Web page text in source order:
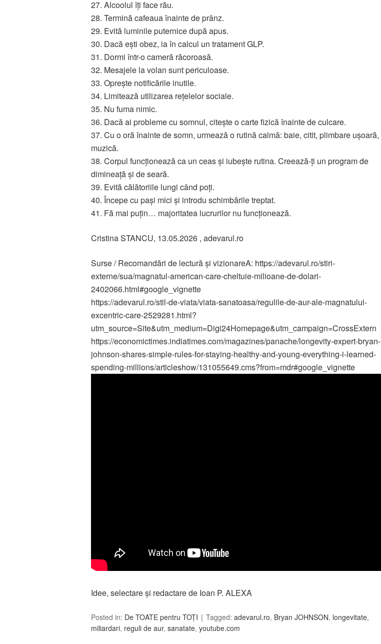
27. Alcoolul îți face rău.
28. Termină cafeaua înainte de prânz.
29. Evită luminile puternice după apus.
30. Dacă ești obez, ia în calcul un tratament GLP.
31. Dormi într-o cameră răcoroasă.
32. Mesajele la volan sunt periculoase.
33. Oprește notificările inutile.
34. Limitează utilizarea rețelelor sociale.
35. Nu fuma nimic.
36. Dacă ai probleme cu somnul, citește o carte fizică înainte de culcare.
37. Cu o oră înainte de somn, urmează o rutină calmă: baie, citit, plimbare ușoară,
muzică.
38. Corpul funcționează ca un ceas și iubește rutina. Creează-ți un program de
dimineață și de seară.
39. Evită călătoriile lungi când poți.
40. Începe cu pași mici și introdu schimbările treptat.
41. Fă mai puțin… majoritatea lucrurilor nu funcționează.
Cristina STANCU, 13.05.2026 , adevarul.ro
Surse / Recomandări de lectură și vizionareA: https://adevarul.ro/stiri-
externe/sua/magnatul-american-care-cheltuie-milioane-de-dolari-
2402066.html#google_vignette
https://adevarul.ro/stil-de-viata/viata-sanatoasa/regulile-de-aur-ale-magnatului-
excentric-care-2529281.html?
utm_source=Site&utm_medium=Digi24Homepage&utm_campaign=CrossExtern
https://economictimes.indiatimes.com/magazines/panache/longevity-expert-bryan-
johnson-shares-simple-rules-for-staying-healthy-and-young-everything-i-learned-
spending-millions/articleshow/131055649.cms?from=mdr#google_vignette
Idee, selectare și redactare de Ioan P. ALEXA
Posted in: De TOATE pentru TOȚI Tagged: adevarul.ro, Bryan JOHNSON, longevitate,
miliardari, reguli de aur, sanatate, youtube.com